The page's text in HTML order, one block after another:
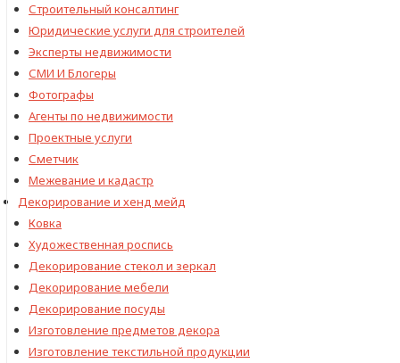
Строительный консалтинг
Юридические услуги для строителей
Эксперты недвижимости
СМИ И Блогеры
Фотографы
Агенты по недвижимости
Проектные услуги
Сметчик
Межевание и кадастр
Декорирование и хенд мейд
Ковка
Художественная роспись
Декорирование стекол и зеркал
Декорирование мебели
Декорирование посуды
Изготовление предметов декора
Изготовление текстильной продукции